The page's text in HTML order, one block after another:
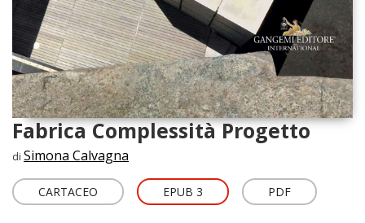
Fabrica Complessità Progetto
di Simona Calvagna
CARTACEO EPUB 3 PDF